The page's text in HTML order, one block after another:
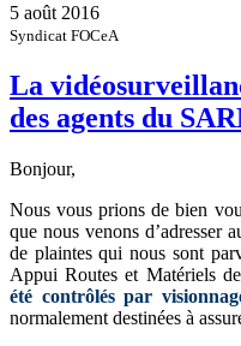
5 août 2016
Syndicat FOCeA
La
des agents du
Bonjour,
Nous vous prions de bien
que nous venons
de plaintes qui nous sont
Appui Routes et Matériels
été contrôlés par
normalement destinées à